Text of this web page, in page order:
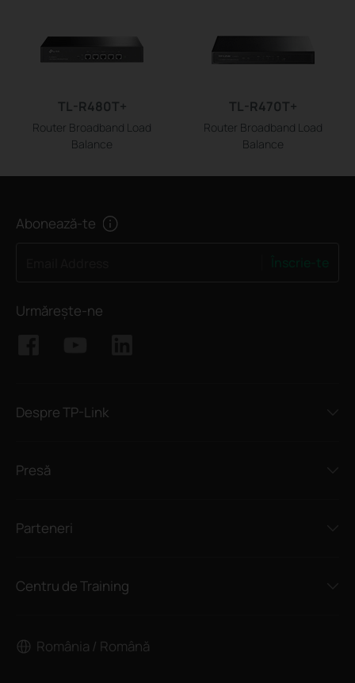
TL-R480T+
Router Broadband Load
Balance
TL-R470T+
Router Broadband Load
Balance
Abonează-te
Urmărește-ne
Despre TP-Link
Presă
Parteneri
Centru de Training
România / Română